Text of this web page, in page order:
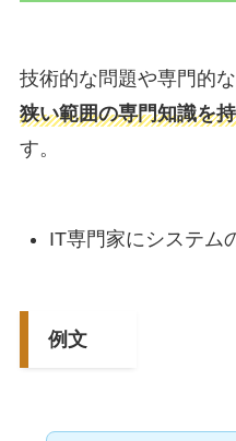
技術的な問題や専門的
狭い範囲の専門知識を
す。
IT専門家にシステム
例文